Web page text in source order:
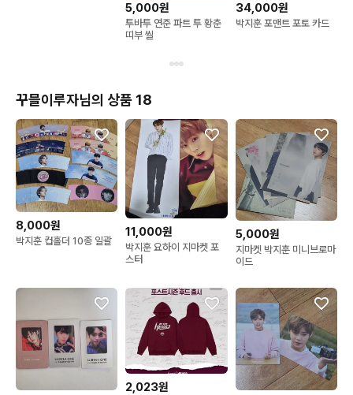
5,000원
투바투 연준 파트 투 황춘
띠부 씰
34,000원
박지훈 포맨트 포토 카드
꾸믈이루자님의 상품 18
8,000원
박지훈 컵홀더 10종 일괄
11,000원
박지훈 요하이 지마켓 포
스터
5,000원
지마켓 박지훈 미니브로마
이드
2,023원